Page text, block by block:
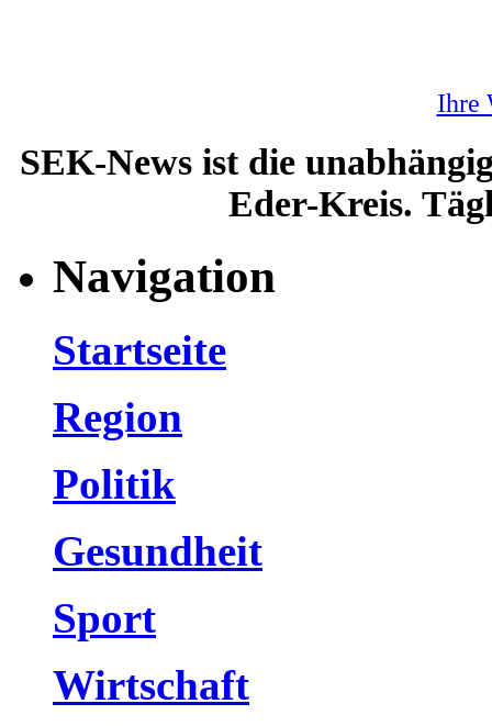
Ihre
SEK-News ist die
Eder-Kreis.
Navigation
Startseite
Region
Politik
Gesundheit
Sport
Wirtschaft